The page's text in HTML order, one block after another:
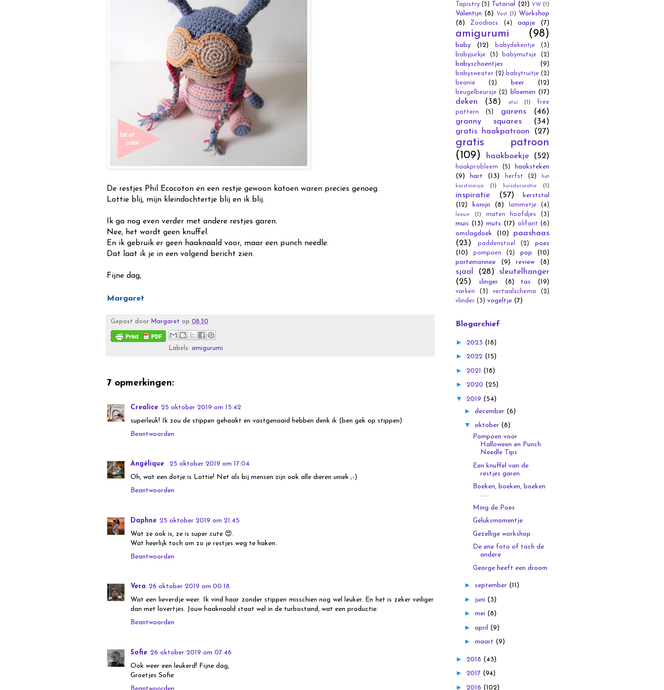
De restjes Phil Ecocoton en een restje gewoon katoen waren precies genoeg.
Lottie blij, mijn kleindochtertje blij en ik blij.
Ik ga nog even verder met andere restjes garen.
Nee, het wordt geen knuffel.
En ik gebruik er geen haaknaald voor, maar een punch needle.
Dat laat ik je in een volgend bericht zien.
Fijne dag,
Margaret
Gepost door Margaret op 08:30
Labels:amigurumi
7 opmerkingen:
Crealice 25 oktober 2019 om 15:42
superleuk! Ik zou de stippen gehaakt en vastgenaaid hebben denk ik (ben gek op stippen)
Beantwoorden
Angélique
25 oktober 2019 om 17:04
Oh, wat een dotje is Lottie! Net als bij mensen zijn ook alle dieren uniek ;-)
Beantwoorden
Daphne 25 oktober 2019 om 21:45
Wat ze ook is, ze is super cute 😍.
Wat heerlijk toch om zo je restjes weg te haken.
Beantwoorden
Vera 26 oktober 2019 om 00:18
Wat een lieverdje weer. Ik vind haar zonder stippen misschien nog wel leuker. En het is zeker veiliger
dan met lovertjes. Jouw haaknaald staat wel in de turbostand, wat een productie.
Beantwoorden
Sofie 26 oktober 2019 om 07:46
Ook weer een leukerd! Fijne dag,
Groetjes Sofie
Tapistry (5) Tutorial (21) VW (1)
Valentijn (8) Vest (1)
Workshop
(8)
Zoodiacs (4) aapje (7)
amigurumi (98)
baby (12) babydekentje
(3)
babyjurkje
(5) babymutsje (2)
babyschoentjes (9)
babysweater (2) babytruitje (2)
beanie
(2) beer (12)
beugelbeursje (2) bloemen (17)
deken (38) etui (1)
free
pattern
(5) garens
(46)
granny squares
(34)
gratis haakpatroon
(27)
gratis patroon
(109)
haakboekje (52)
haakprobleem (5)
haaksteken
(9)
hart (13) herfst (2)
het
kerstmeisje
(1) huisdecoratie (1)
inspiratie (57)
kerststal
(12)
konijn (8) lammetje (4)
leeuw (1) maten hoofdjes (3)
muis (13) muts (17) olifant (6)
omslagdoek (10)
paashaas
(23)
paddenstoel (2)
poes
(10)
pompoen (2) pop
(10)
portemonnee
(9) review (8)
sjaal (28)
sleutelhanger
(25)
slinger (8) tas (19)
varken (3) vertaalschema
(2)
vlinder (3) vogeltje (7)
Blogarchief
► 2023 (18)
► 2022 (15)
► 2021 (18)
► 2020 (25)
▼ 2019 (54)
► december (6)
▼ oktober (8)
Pompoen voor
Halloween en Punch
Needle Tips
Een knuffel van de
restjes garen
Boeken, boeken, boeken
......
Ming de Poes
Geluksmomentje
Gezellige workshop
De ene foto of toch de
andere
George heeft een droom
► september (11)
► juni (3)
► mei (8)
► april (9)
► maart (9)
► 2018 (43)
► 2017 (94)
► 2016 (102)